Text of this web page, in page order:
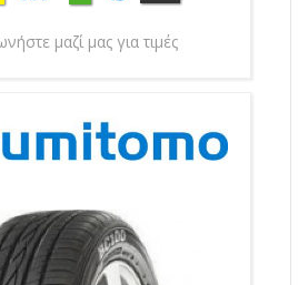
μαζί μας για τιμές